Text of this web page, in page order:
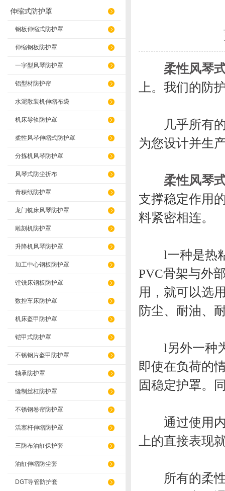
伸缩式防护罩
钢板伸缩式防护罩
伸缩钢板防护罩
一字型风琴防护罩
铝型材防护帘
水泥散装机伸缩布袋
机床导轨防护罩
柔性风琴伸缩式防护罩
分拣机风琴防护罩
风琴式防尘折布
青稞纸防护罩
龙门铣床风琴防护罩
雕刻机防护罩
升降机风琴防护罩
加工中心钢板防护罩
镗铣床钢板防护罩
数控车床防护罩
机床盔甲防护罩
铠甲式防护罩
不锈钢片盔甲防护罩
轴承防护罩
缝制丝杠防护罩
不锈钢卷帘防护罩
活塞杆伸缩防护罩
三防布油缸保护套
油缸伸缩防尘套
DGT导管防护套
柔性风琴
上。我们的防
几乎所有的
为您设计并生
柔性风琴
支撑稳定作用
料紧密相连。
l一种是热粘
PVC骨架与外
用，就可以选
防尘、耐油、
l另外一种为
即使在负荷的
固稳定护罩。
通过使用内
上的直接表现
所有的柔性